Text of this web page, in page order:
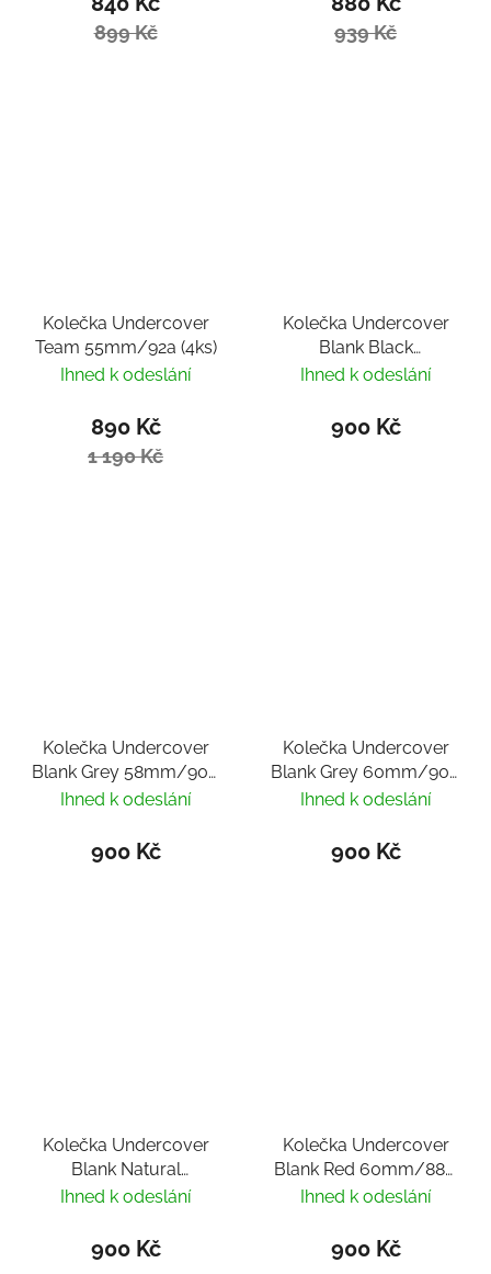
899 Kč 939 Kč
Kolečka Undercover
Team 55mm/92a (4ks)
Ihned k odeslání
890 Kč
1 190 Kč
Kolečka Undercover
Blank Black
58mm/90A (4ks)
Ihned k odeslání
900 Kč
Kolečka Undercover
Blank Grey 58mm/90A
(4ks)
Ihned k odeslání
900 Kč
Kolečka Undercover
Blank Grey 60mm/90A
(4ks)
Ihned k odeslání
900 Kč
Kolečka Undercover
Blank Natural
58mm/90A (4ks)
Ihned k odeslání
900 Kč
Kolečka Undercover
Blank Red 60mm/88A
(4ks)
Ihned k odeslání
900 Kč